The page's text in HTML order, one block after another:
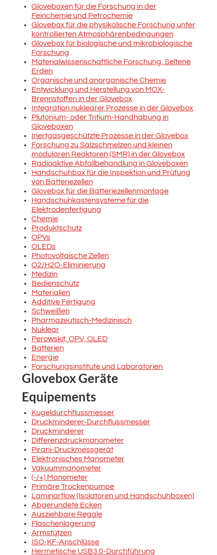
Gloveboxen für die Forschung in der
Feinchemie und Petrochemie
Glovebox für die physikalische Forschung unter
kontrollierten Atmosphärenbedingungen
Glovebox für biologische und mikrobiologische
Forschung
Materialwissenschaftliche Forschung, Seltene
Erden
Organische und anorganische Chemie
Entwicklung und Herstellung von MOX-
Brennstoffen in der Glovebox
Integration nuklearer Prozesse in der Glovebox
Plutonium- oder Tritium-Handhabung in
Gloveboxen
Inertgasgeschützte Prozesse in der Glovebox
Forschung zu Salzschmelzen und kleinen
modularen Reaktoren (SMR) in der Glovebox
Radioaktive Abfallbehandlung in Gloveboxen
Handschuhbox für die Inspektion und Prüfung
von Batteriezellen
Glovebox für die Batteriezellenmontage
Handschuhkastensysteme für die
Elektrodenfertigung
Chemie
Produktschutz
OPVs
OLEDs
Photovoltaische Zellen
O2/H2O-Eliminierung
Medizin
Bedienschutz
Materialien
Additive Fertigung
Schweißen
Pharmazeutisch-Medizinisch
Nuklear
Perowskit, OPV, OLED
Batterien
Energie
Forschungsinstitute und Laboratorien
Glovebox Geräte
Equipements
Kugeldurchflussmesser
Druckminderer-Durchflussmesser
Druckminderer
Differenzdruckmanometer
Pirani-Druckmessgerät
Elektronisches Manometer
Vakuummanometer
(-/+) Manometer
Primäre Trockenpumpe
Laminarflow (Isolatoren und Handschuhboxen)
Abgerundete Ecken
Ausziehbare Regale
Flaschenlagerung
Armstützen
ISO-KF-Anschlüsse
Hermetische USB3.0-Durchführung